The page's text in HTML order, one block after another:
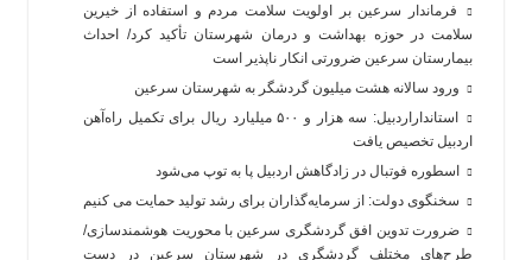
فرماندار سرعین بر اولویت سلامت مردم و استفاده از خیرین
سلامت در حوزه بهداشت و درمان شهرستان تأکید کرد/ احداث
بیمارستان سرعین ضرورتی انکار ناپذیر است
ورود سالانه هشت میلیون گردشگر به شهرستان سرعین
استانداراردبیل: سه هزار و ۵۰۰ میلیارد ریال برای تکمیل راه‌آهن
اردبیل تخصیص یافت
اسطوره فوتبال در زادگاهش اردبیل پا به توپ می‌شود
سخنگوی دولت: از سرمایه‌گذاران برای رشد تولید حمایت می کنیم
ضرورت تدوین افق گردشگری سرعین با محوریت هوشمندسازی/
طرح‌های مختلف گردشگری در شهرستان سرعین در دست